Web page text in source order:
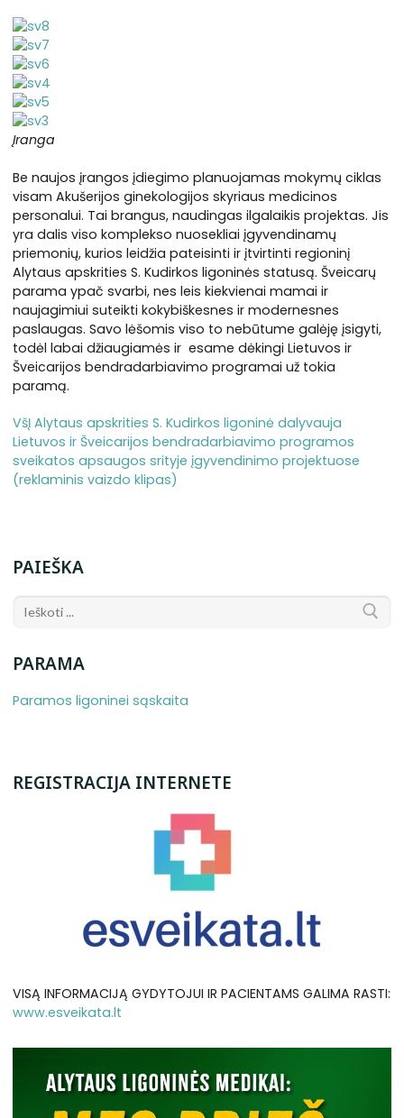
Įranga
Be naujos įrangos įdiegimo planuojamas mokymų ciklas
visam Akušerijos ginekologijos skyriaus medicinos
personalui. Tai brangus, naudingas ilgalaikis projektas. Jis
yra dalis viso komplekso nuosekliai įgyvendinamų
priemonių, kurios leidžia pateisinti ir įtvirtinti regioninį
Alytaus apskrities S. Kudirkos ligoninės statusą. Šveicarų
parama ypač svarbi, nes leis kiekvienai mamai ir
naujagimiui suteikti kokybiškesnes ir modernesnes
paslaugas. Savo lėšomis viso to nebūtume galėję įsigyti,
todėl labai džiaugiamės ir esame dėkingi Lietuvos ir
Šveicarijos bendradarbiavimo programai už tokia
paramą.
VšĮ Alytaus apskrities S. Kudirkos ligoninė dalyvauja
Lietuvos ir Šveicarijos bendradarbiavimo programos
sveikatos apsaugos srityje įgyvendinimo projektuose
(reklaminis vaizdo klipas)
PAIEŠKA
PARAMA
Paramos ligoninei sąskaita
REGISTRACIJA INTERNETE
VISĄ INFORMACIJĄ GYDYTOJUI IR PACIENTAMS GALIMA RASTI:
www.esveikata.lt